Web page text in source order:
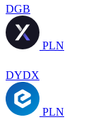
DGB
PLN
DYDX
PLN